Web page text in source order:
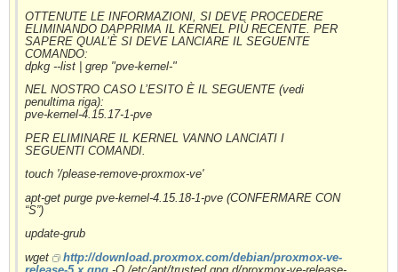
OTTENUTE LE INFORMAZIONI, SI DEVE PROCEDERE
ELIMINANDO DAPPRIMA IL KERNEL PIÙ RECENTE. PER
SAPERE QUAL’È SI DEVE LANCIARE IL SEGUENTE
COMANDO:
dpkg --list | grep "pve-kernel-"
NEL NOSTRO CASO L’ESITO È IL SEGUENTE (vedi
penultima riga):
pve-kernel-4.15.17-1-pve
PER ELIMINARE IL KERNEL VANNO LANCIATI I
SEGUENTI COMANDI.
touch '/please-remove-proxmox-ve'
apt-get purge pve-kernel-4.15.18-1-pve (CONFERMARE CON
“S”)
update-grub
wget
http://download.proxmox.com/debian/proxmox-ve-